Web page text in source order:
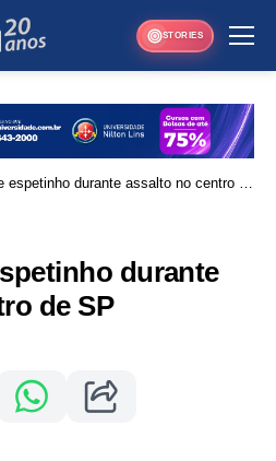
STORIES
espetinho durante assalto no centro de
durante
de SP